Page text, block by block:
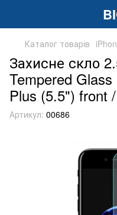
Каталог товарів
Захисне скло
Tempered
Plus (5.5") front
Артикул: 00686